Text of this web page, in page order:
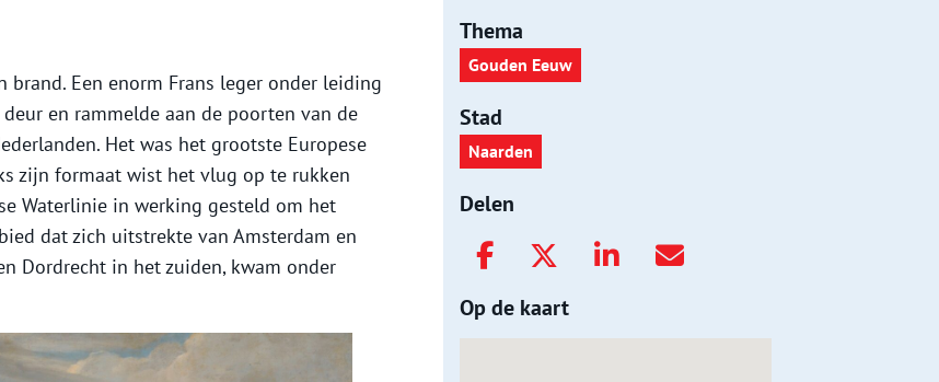
Een enorm Frans leger onder leiding
en rammelde aan de poorten van de
Het was het grootste Europese
zijn formaat wist het vlug op te rukken
Waterlinie in werking gesteld om het
dat zich uitstrekte van Amsterdam en
Dordrecht in het zuiden, kwam onder
Thema
Gouden Eeuw
Stad
Naarden
Delen
Op de kaart